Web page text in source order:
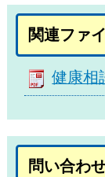
関連ファ
健康相
問い合わ